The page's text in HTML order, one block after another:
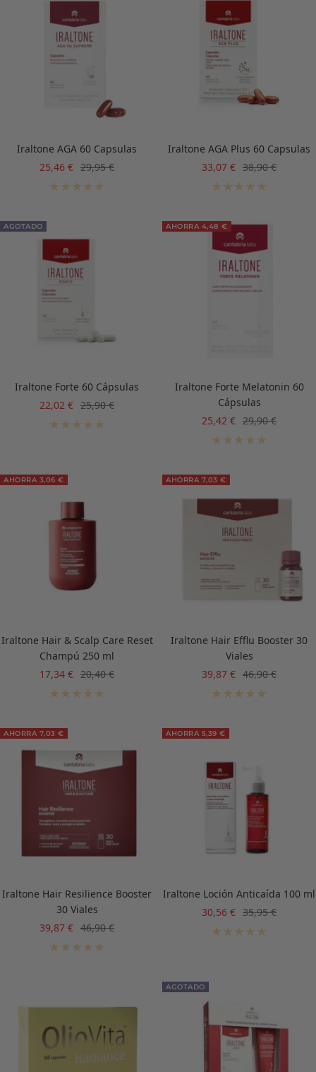
Iraltone AGA 60 Capsulas
Precio
25,46 € Precio
normal
29,95 €
Iraltone AGA Plus 60 Capsulas
Precio
33,07 € Precio
normal
38,90 €
AGOTADO
Iraltone Forte 60 Cápsulas
Precio
22,02 € Precio
normal
25,90 €
AHORRA 4,48 €
Iraltone Forte Melatonin 60
Cápsulas
Precio
25,42 € Precio
normal
29,90 €
AHORRA 3,06 €
Iraltone Hair & Scalp Care Reset
Champú 250 ml
Precio
17,34 € Precio
normal
20,40 €
AHORRA 7,03 €
Iraltone Hair Efflu Booster 30
Viales
Precio
39,87 € Precio
normal
46,90 €
AHORRA 7,03 €
Iraltone Hair Resilience Booster
30 Viales
Precio
39,87 € Precio
normal
46,90 €
AHORRA 5,39 €
Iraltone Loción Anticaída 100 ml
Precio
30,56 € Precio
normal
35,95 €
AGOTADO